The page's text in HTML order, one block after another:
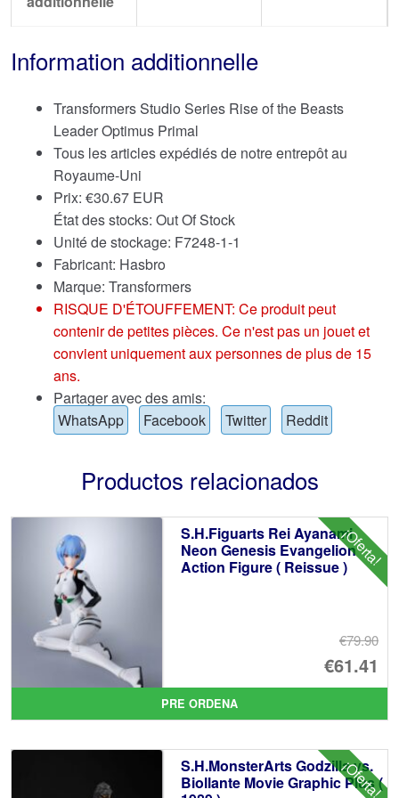
Information additionnelle
Transformers Studio Series Rise of the Beasts
Leader Optimus Primal
Tous les articles expédiés de notre entrepôt au
Royaume-Uni
Prix: €30.67 EUR
État des stocks: Out Of Stock
Unité de stockage: F7248-1-1
Fabricant: Hasbro
Marque: Transformers
RISQUE D'ÉTOUFFEMENT: Ce produit peut
contenir de petites pièces. Ce n'est pas un jouet et
convient uniquement aux personnes de plus de 15
ans.
Partager avec des amis:
WhatsApp
Facebook Twitter Reddit
Productos relacionados
¡Oferta!
S.H.Figuarts Rei Ayanami
Neon Genesis Evangelion
Action Figure ( Reissue )
€79.90
€61.41
El
PRE ORDENA
¡Oferta!
S.H.MonsterArts Godzilla vs.
Biollante Movie Graphic Plus (